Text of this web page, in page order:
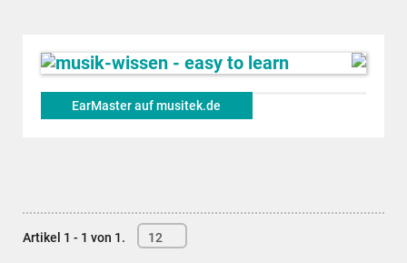
EarMaster auf musitek.de
Artikel 1 - 1 von 1. 12